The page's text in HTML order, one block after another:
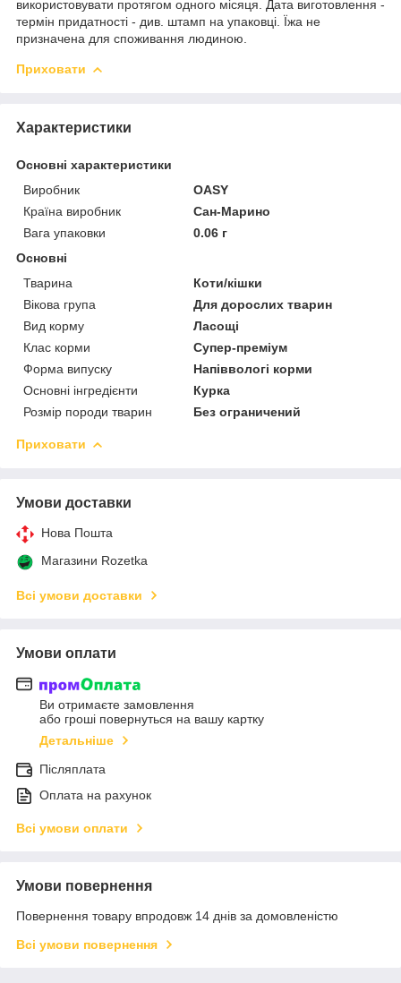
використовувати протягом одного місяця. Дата виготовлення -
термін придатності - див. штамп на упаковці. Їжа не
призначена для споживання людиною.
Приховати
Характеристики
Основні характеристики
Виробник
OASY
Країна виробник
Сан-Марино
Вага упаковки
0.06 г
Основні
Тварина
Коти/кішки
Вікова група
Для дорослих тварин
Вид корму
Ласощі
Клас корми
Супер-преміум
Форма випуску
Напіввологі корми
Основні інгредієнти
Курка
Розмір породи тварин
Без ограничений
Приховати
Умови доставки
Нова Пошта
Магазини Rozetka
Всі умови доставки
Умови оплати
Ви отримаєте замовлення
або гроші повернуться на вашу картку
Детальніше
Післяплата
Оплата на рахунок
Всі умови оплати
Умови повернення
Повернення товару впродовж 14 днів за домовленістю
Всі умови повернення